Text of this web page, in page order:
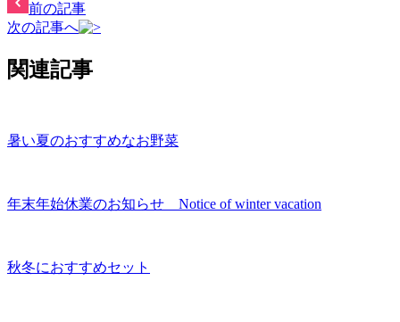
前の記事
次の記事へ
関連記事
暑い夏のおすすめなお野菜
年末年始休業のお知らせ Notice of winter vacation
秋冬におすすめセット